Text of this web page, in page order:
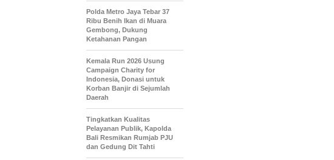
Polda Metro Jaya Tebar 37
Ribu Benih Ikan di Muara
Gembong, Dukung
Ketahanan Pangan
Kemala Run 2026 Usung
Campaign Charity for
Indonesia, Donasi untuk
Korban Banjir di Sejumlah
Daerah
Tingkatkan Kualitas
Pelayanan Publik, Kapolda
Bali Resmikan Rumjab PJU
dan Gedung Dit Tahti